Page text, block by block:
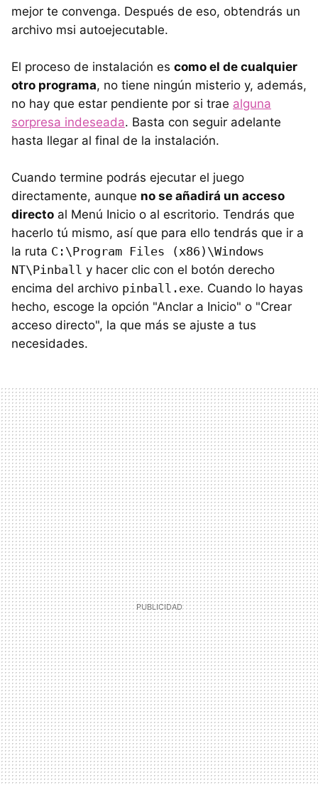
mejor te convenga. Después de eso, obtendrás un
archivo msi autoejecutable.
El proceso de instalación es como el de cualquier
otro programa, no tiene ningún misterio y, además,
no hay que estar pendiente por si trae alguna
sorpresa indeseada. Basta con seguir adelante
hasta llegar al final de la instalación.
Cuando termine podrás ejecutar el juego
directamente, aunque no se añadirá un acceso
directo al Menú Inicio o al escritorio. Tendrás que
hacerlo tú mismo, así que para ello tendrás que ir a
la ruta C:\Program Files (x86)\Windows
NT\Pinball y hacer clic con el botón derecho
encima del archivo pinball.exe. Cuando lo hayas
hecho, escoge la opción "Anclar a Inicio" o "Crear
acceso directo", la que más se ajuste a tus
necesidades.